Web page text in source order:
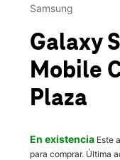
Lun.:10:00
location_on
105 Drum Hill Rd
Samsung
Galaxy
Mobile
Plaza
En existencia Este
para comprar. Última